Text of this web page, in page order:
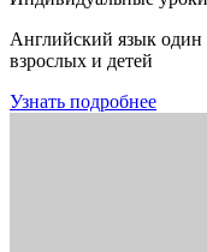
Английский язык один
взрослых и детей
Узнать подробнее